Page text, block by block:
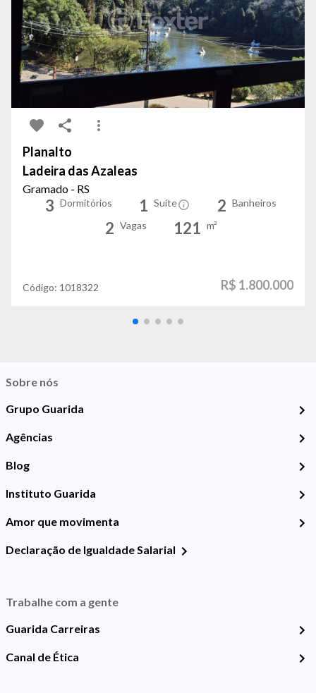
Planalto
Ladeira das Azaleas
Gramado - RS
3 Dormitórios 1 Suíte 2 Banheiros
2 Vagas 121 m²
Código: 1018322 R$ 1.800.000
Sobre nós
Grupo Guarida
Agências
Blog
Instituto Guarida
Amor que movimenta
Declaração de Igualdade Salarial
Trabalhe com a gente
Guarida Carreiras
Canal de Ética